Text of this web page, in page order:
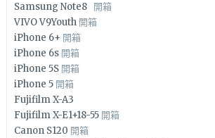
Samsung Note8 開箱
VIVO V9Youth 開箱
iPhone 6+ 開箱
iPhone 6s 開箱
iPhone 5S 開箱
iPhone 5 開箱
Fujifilm X-A3
Fujifilm X-E1+18-55 開箱
Canon S120 開箱